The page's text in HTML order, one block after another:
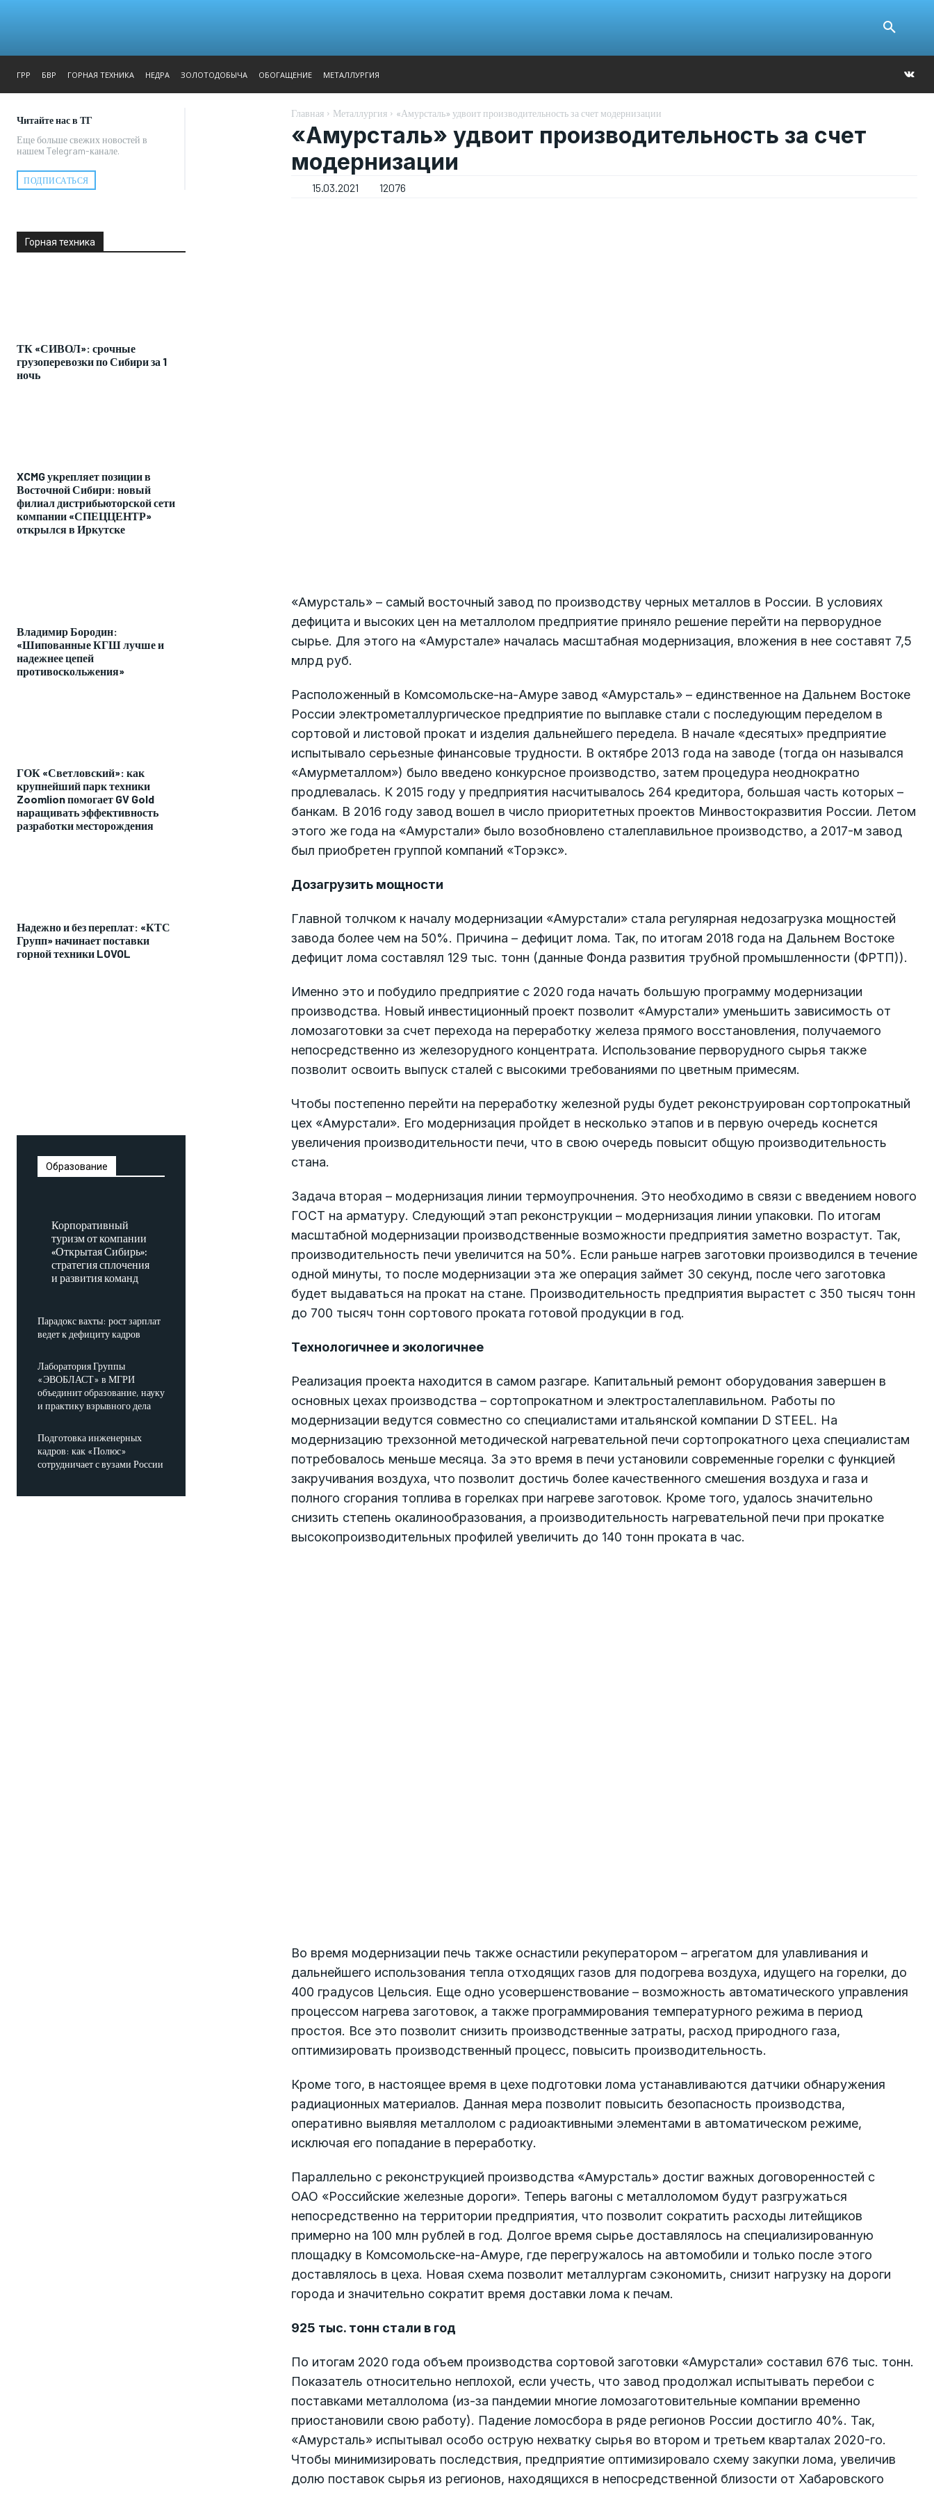
ГРР БВР ГОРНАЯ ТЕХНИКА НЕДРА ЗОЛОТОДОБЫЧА ОБОГАЩЕНИЕ МЕТАЛЛУРГИЯ
Читайте нас в ТГ
Еще больше свежих новостей в
нашем Telegram-канале.
ПОДПИСАТЬСЯ
Горная техника
ТК «СИВОЛ»: срочные
грузоперевозки по Сибири за 1
ночь
XCMG укрепляет позиции в
Восточной Сибири: новый
филиал дистрибьюторской сети
компании «СПЕЦЦЕНТР»
открылся в Иркутске
Владимир Бородин:
«Шипованные КГШ лучше и
надежнее цепей
противоскольжения»
ГОК «Светловский»: как
крупнейший парк техники
Zoomlion помогает GV Gold
наращивать эффективность
разработки месторождения
Надежно и без переплат: «КТС
Групп» начинает поставки
горной техники LOVOL
Образование
Корпоративный
туризм от компании
«Открытая Сибирь»:
стратегия сплочения
и развития команд
Парадокс вахты: рост зарплат
ведет к дефициту кадров
Лаборатория Группы
«ЭВОБЛАСТ» в МГРИ
объединит образование, науку
и практику взрывного дела
Подготовка инженерных
кадров: как «Полюс»
сотрудничает с вузами России
Главная Металлургия «Амурсталь» удвоит производительность за счет модернизации
«Амурсталь» удвоит производительность за счет
модернизации
15.03.2021 12076
«Амурсталь» – самый восточный завод по производству черных металлов в России. В условиях
дефицита и высоких цен на металлолом предприятие приняло решение перейти на перворудное
сырье. Для этого на «Амурстале» началась масштабная модернизация, вложения в нее составят 7,5
млрд руб.
Расположенный в Комсомольске-на-Амуре завод «Амурсталь» – единственное на Дальнем Востоке
России электрометаллургическое предприятие по выплавке стали с последующим переделом в
сортовой и листовой прокат и изделия дальнейшего передела. В начале «десятых» предприятие
испытывало серьезные финансовые трудности. В октябре 2013 года на заводе (тогда он назывался
«Амурметаллом») было введено конкурсное производство, затем процедура неоднократно
продлевалась. К 2015 году у предприятия насчитывалось 264 кредитора, большая часть которых –
банкам. В 2016 году завод вошел в число приоритетных проектов Минвостокразвития России. Летом
этого же года на «Амурстали» было возобновлено сталеплавильное производство, а 2017-м завод
был приобретен группой компаний «Торэкс».
Дозагрузить мощности
Главной толчком к началу модернизации «Амурстали» стала регулярная недозагрузка мощностей
завода более чем на 50%. Причина – дефицит лома. Так, по итогам 2018 года на Дальнем Востоке
дефицит лома составлял 129 тыс. тонн (данные Фонда развития трубной промышленности (ФРТП)).
Именно это и побудило предприятие с 2020 года начать большую программу модернизации
производства. Новый инвестиционный проект позволит «Амурстали» уменьшить зависимость от
ломозаготовки за счет перехода на переработку железа прямого восстановления, получаемого
непосредственно из железорудного концентрата. Использование перворудного сырья также
позволит освоить выпуск сталей с высокими требованиями по цветным примесям.
Чтобы постепенно перейти на переработку железной руды будет реконструирован сортопрокатный
цех «Амурстали». Его модернизация пройдет в несколько этапов и в первую очередь коснется
увеличения производительности печи, что в свою очередь повысит общую производительность
стана.
Задача вторая – модернизация линии термоупрочнения. Это необходимо в связи с введением нового
ГОСТ на арматуру. Следующий этап реконструкции – модернизация линии упаковки. По итогам
масштабной модернизации производственные возможности предприятия заметно возрастут. Так,
производительность печи увеличится на 50%. Если раньше нагрев заготовки производился в течение
одной минуты, то после модернизации эта же операция займет 30 секунд, после чего заготовка
будет выдаваться на прокат на стане. Производительность предприятия вырастет с 350 тысяч тонн
до 700 тысяч тонн сортового проката готовой продукции в год.
Технологичнее и экологичнее
Реализация проекта находится в самом разгаре. Капитальный ремонт оборудования завершен в
основных цехах производства – сортопрокатном и электросталеплавильном. Работы по
модернизации ведутся совместно со специалистами итальянской компании D STEEL. На
модернизацию трехзонной методической нагревательной печи сортопрокатного цеха специалистам
потребовалось меньше месяца. За это время в печи установили современные горелки с функцией
закручивания воздуха, что позволит достичь более качественного смешения воздуха и газа и
полного сгорания топлива в горелках при нагреве заготовок. Кроме того, удалось значительно
снизить степень окалинообразования, а производительность нагревательной печи при прокатке
высокопроизводительных профилей увеличить до 140 тонн проката в час.
Во время модернизации печь также оснастили рекуператором – агрегатом для улавливания и
дальнейшего использования тепла отходящих газов для подогрева воздуха, идущего на горелки, до
400 градусов Цельсия. Еще одно усовершенствование – возможность автоматического управления
процессом нагрева заготовок, а также программирования температурного режима в период
простоя. Все это позволит снизить производственные затраты, расход природного газа,
оптимизировать производственный процесс, повысить производительность.
Кроме того, в настоящее время в цехе подготовки лома устанавливаются датчики обнаружения
радиационных материалов. Данная мера позволит повысить безопасность производства,
оперативно выявляя металлолом с радиоактивными элементами в автоматическом режиме,
исключая его попадание в переработку.
Параллельно с реконструкцией производства «Амурсталь» достиг важных договоренностей с
ОАО «Российские железные дороги». Теперь вагоны с металлоломом будут разгружаться
непосредственно на территории предприятия, что позволит сократить расходы литейщиков
примерно на 100 млн рублей в год. Долгое время сырье доставлялось на специализированную
площадку в Комсомольске-на-Амуре, где перегружалось на автомобили и только после этого
доставлялось в цеха. Новая схема позволит металлургам сэкономить, снизит нагрузку на дороги
города и значительно сократит время доставки лома к печам.
925 тыс. тонн стали в год
По итогам 2020 года объем производства сортовой заготовки «Амурстали» составил 676 тыс. тонн.
Показатель относительно неплохой, если учесть, что завод продолжал испытывать перебои с
поставками металлолома (из-за пандемии многие ломозаготовительные компании временно
приостановили свою работу). Падение ломосбора в ряде регионов России достигло 40%. Так,
«Амурсталь» испытывал особо острую нехватку сырья во втором и третьем кварталах 2020-го.
Чтобы минимизировать последствия, предприятие оптимизировало схему закупки лома, увеличив
долю поставок сырья из регионов, находящихся в непосредственной близости от Хабаровского